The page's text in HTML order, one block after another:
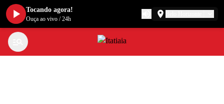
Tocando agora!
Ouça ao vivo /24h